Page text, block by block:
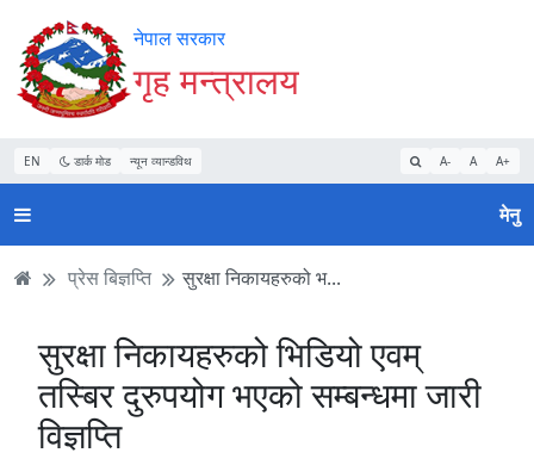
Accessibility
Mode
सुरु
गर्नुहोस्
सामाग्री
पढ्नुहाेस्
नेभिगेसन
पढ्नुहाेस्
वेबसाइट
खोजमा
जानुहोस्
नेपाल सरकार
गृह मन्त्रालय
EN डार्क मोड न्यून व्यान्डविथ A- A A+
मेनु
प्रेस बिज्ञप्ति सुरक्षा निकायहरुको भ...
सुरक्षा निकायहरुको भिडियो एवम्
तस्बिर दुरुपयोग भएको सम्बन्धमा जारी
विज्ञप्ति